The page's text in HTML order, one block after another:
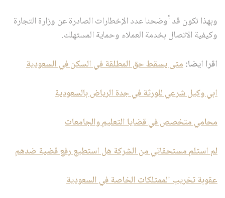
وبهذا نكون قد أوضحنا عدد الإخطارات الصادرة عن وزارة التجارة
وكيفية الاتصال بخدمة العملاء وحماية المستهلك.
اقرا ايضا:متى يسقط حق المطلقة في السكن في السعودية
ابي وكيل شرعي للورثة في جدة الرياض بالسعودية
محامي متخصص في قضايا التعليم والجامعات
لم استلم مستحقاتي من الشركة هل استطيع رفع قضية ضدهم
عقوبة تخريب الممتلكات الخاصة في السعودية